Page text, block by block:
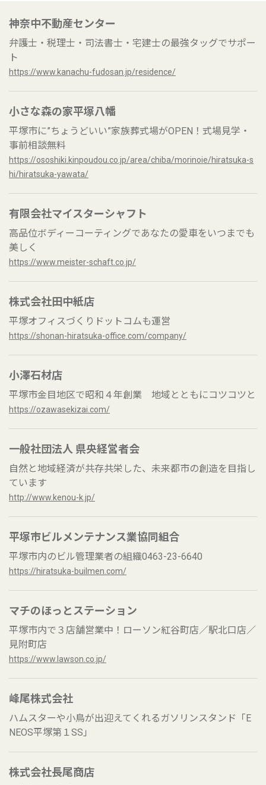
神奈中不動産センター
弁護士・税理士・司法書士・宅建士の最強タッグでサポー
ト
https://www.kanachu-fudosan.jp/residence/
小さな森の家平塚八幡
平塚市に”ちょうどいい”家族葬式場がOPEN！式場見学・
事前相談無料
https://ososhiki.kinpoudou.co.jp/area/chiba/morinoie/hiratsuka-s
hi/hiratsuka-yawata/
有限会社マイスターシャフト
高品位ボディーコーティングであなたの愛車をいつまでも
美しく
https://www.meister-schaft.co.jp/
株式会社田中紙店
平塚オフィスづくりドットコムも運営
https://shonan-hiratsuka-office.com/company/
小澤石材店
平塚市金目地区で昭和４年創業 地域とともにコツコツと
https://ozawasekizai.com/
一般社団法人 県央経営者会
自然と地域経済が共存共栄した、未来都市の創造を目指し
ています
http://www.kenou-k.jp/
平塚市ビルメンテナンス業協同組合
平塚市内のビル管理業者の組織0463-23-6640
https://hiratsuka-builmen.com/
マチのほっとステーション
平塚市内で３店舗営業中！ローソン紅谷町店／駅北口店／
見附町店
https://www.lawson.co.jp/
峰尾株式会社
ハムスターや小鳥が出迎えてくれるガソリンスタンド「E
NEOS平塚第１SS」
株式会社長尾商店